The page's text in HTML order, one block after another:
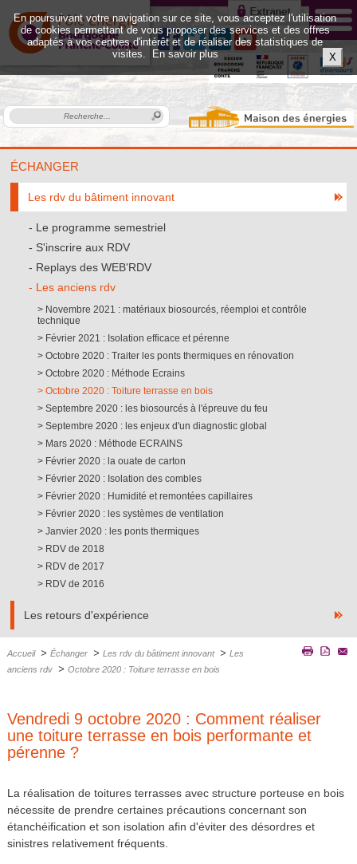
ÉCHANGER
Les rdv du bâtiment innovant
Le programme semestriel
S'inscrire aux RDV
Replays des WEB'RDV
Les anciens rdv
Novembre 2021 : matériaux biosourcés, réemploi et contrôle
technique
Février 2021 : Isolation efficace et pérenne
Octobre 2020 : Traiter les ponts thermiques en rénovation
Octobre 2020 : Méthode Ecrains
Octobre 2020 : Toiture terrasse en bois
Septembre 2020 : les biosourcés à l'épreuve du feu
Septembre 2020 : les enjeux d'un diagnostic global
Mars 2020 : Méthode ECRAINS
Février 2020 : la ouate de carton
Février 2020 : Isolation des combles
Février 2020 : Humidité et remontées capillaires
Février 2020 : les systèmes de ventilation
Janvier 2020 : les ponts thermiques
RDV de 2018
RDV de 2017
RDV de 2016
Les retours d'expérience
Accueil > Échanger > Les rdv du bâtiment innovant > Les
anciens rdv > Octobre 2020 : Toiture terrasse en bois
Vendredi 9 octobre 2020 : Comment réaliser
une toiture terrasse en bois performante et
pérenne ?
La réalisation de toitures terrasses avec structure porteuse en bois
nécessite de prendre certaines précautions concernant son
étanchéification et son isolation afin d'éviter des désordres et
sinistres relativement fréquents.
En poursuivant votre navigation sur ce site, vous acceptez l'utilisation
de cookies permettant de vous proposer des services et des offres
adaptés à vos centres d'intérêt et de réaliser des statistiques de
visites.
En savoir plus X